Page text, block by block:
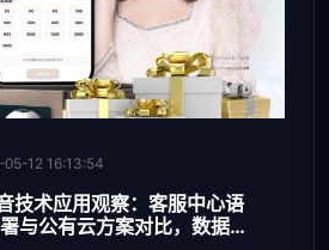
05-12 16:13:54
技术应用观察：客服中心语
与公有云方案对比，数据安